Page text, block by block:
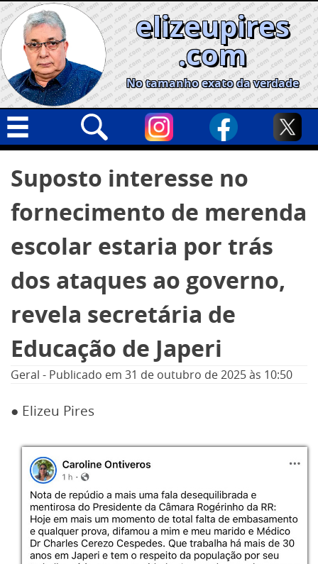
Skip
to
content
elizeupires
.com
No tamanho exato da verdade
Geral
Cidades
Opinião
Informe especial
por:
Suposto interesse no
fornecimento de merenda
escolar estaria por trás
dos ataques ao governo,
revela secretária de
Educação de Japeri
Geral - Publicado em 31 de outubro de 2025às 10:50
● Elizeu Pires